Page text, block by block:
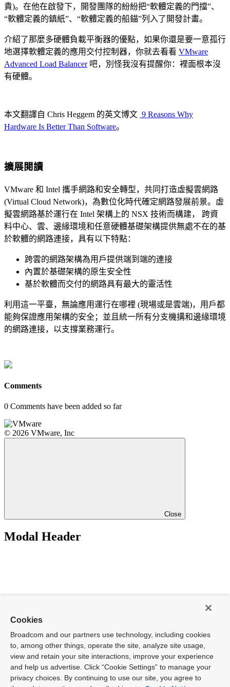
貴)。在他在啟發下，開發團隊的紛紛把“軟體定義的門擋”、
“軟體定義的鎮紙”、“軟體定義的船錨”列入了開發計畫。
介紹了那麼多硬體負載平衡器的優點，如果你還是要一意孤行
地選擇軟體定義的應用交付控制器，你就去看看 VMware
Advanced Load Balancer吧，別怪我沒有提醒你：裡面根本沒
有硬體。
本文翻譯自 Chris Heggem 的英文博文 9 Reasons Why
Hardware Is Better Than Software。
擴展閱讀
VMware 和 Intel 攜手網路和安全轉型，共同打造虛擬雲網路
(Virtual Cloud Network)，為數位化時代確定網路發展前景。虛
擬雲網路基於運行在 Intel 架構上的 NSX 技術而構建， 跨資
料中心、雲、邊緣環境和任意硬體基礎架構提供無處不在的基
於軟體的網路連接，具有以下特點：
跨雲的網路架構為用戶提供端到端的連接
內置於基礎架構的原生安全性
基於軟體而交付的網路具有最大的靈活性
利用這一平臺，無論應用運行在哪裡 (現場或是雲端)，用戶都
能夠保證應用架構的安全；並且統一所有分支機搆和邊緣環境
的網路連接，以支撐業務運行。
Comments
0 Comments have been added so far
© 2026 VMware, Inc
Close
Modal Header
Cookies
Broadcom and our partners use technology, including cookies
to, among other things, operate the site, analyze site usage,
view and retain your site interactions, improve your experience
and help us advertise. Click “Cookie Settings” to manage your
privacy choices. By continuing to use our site, you agree to